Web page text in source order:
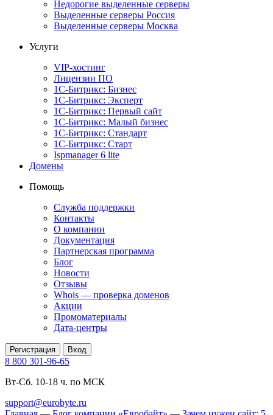
Недорогие выделенные серверы
Выделенные серверы Россия
Выделенные серверы Москва
Услуги
VIP-хостинг
Лицензии ПО
1С-Битрикс: Бизнес
1С-Битрикс: Эксперт
1С-Битрикс: Первый сайт
1С-Битрикс: Малый бизнес
1С-Битрикс: Стандарт
1С-Битрикс: Старт
Ispmanager 6 lite
Домены
Помощь
Служба поддержки
Контакты
О компании
Документация
Партнерская программа
Блог
Новости
Отзывы
Whois — проверка доменов
Акции
Промоматериалы
Дата-центры
Регистрация Вход
8 800 301-96-65
Вт-Сб. 10-18 ч. по МСК
support@eurobyte.ru